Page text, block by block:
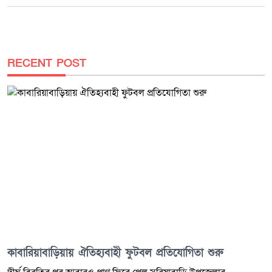
RECENT POST
কাবারিয়াবাড়িয়ায় ঐতিহ্যবাহী ফুটবল প্রতিযোগিতা শুরু